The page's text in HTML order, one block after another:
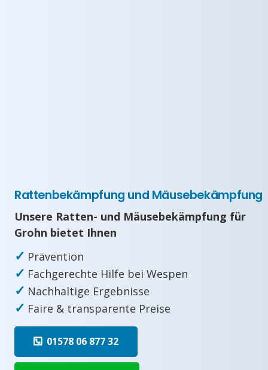
Rattenbekämpfung und Mäusebekämpfung
Unsere Ratten- und Mäusebekämpfung für
Grohn bietet Ihnen
✓ Prävention
✓ Fachgerechte Hilfe bei Wespen
✓ Nachhaltige Ergebnisse
✓ Faire & transparente Preise
01578 06 877 32